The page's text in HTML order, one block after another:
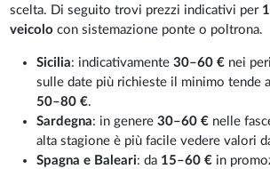
scelta. Di seguito trovi prezzi indicativi per
veicolo con sistemazione ponte o poltrona.
Sicilia: indicativamente30–60 € nei
sulle date più richieste il minimo tende
50–80 €.
Sardegna: in genere30–60 € nelle
alta stagione è più facile vedere valori
Spagna e Baleari: da 15–60 € in